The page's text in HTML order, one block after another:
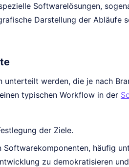
Softwarelösungen,
Darstellung der Abläufe
unterteilt werden, die je nach
typischen Workflow in der
der Ziele.
häufig
zu demokratisieren